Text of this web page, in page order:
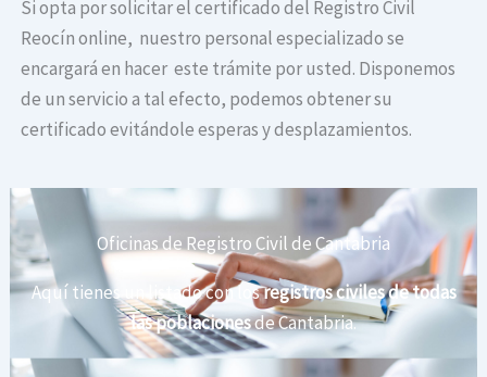
Si opta por solicitar el certificado del Registro Civil
Reocín online, nuestro personal especializado se
encargará en hacer este trámite por usted. Disponemos
de un servicio a tal efecto, podemos obtener su
certificado evitándole esperas y desplazamientos.
Oficinas de Registro Civil de Cantabria
Aquí tienes un listado con losregistros civiles de todas
las poblacionesde Cantabria.